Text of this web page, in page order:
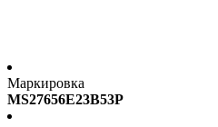
Маркировка
MS27656E23B53P